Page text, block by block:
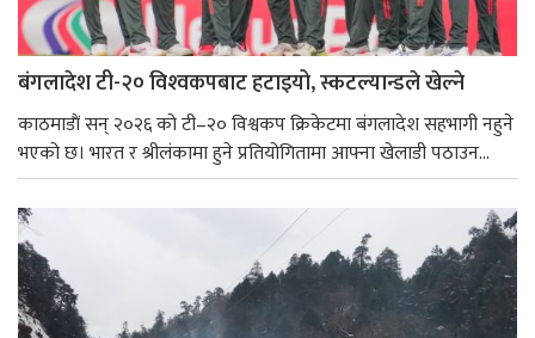
बंगलादेश टी-२० विश्‍वकपबाट हटाइयो, स्कटल्यान्डले खेल्ने
काठमाडाैं सन् २०२६ को टी–२० विश्वकप क्रिकेटमा बंगलादेश सहभागी नहुने
भएको छ। भारत र श्रीलंकामा हुने प्रतियोगितामा आफ्ना खेलाडी पठाउन...